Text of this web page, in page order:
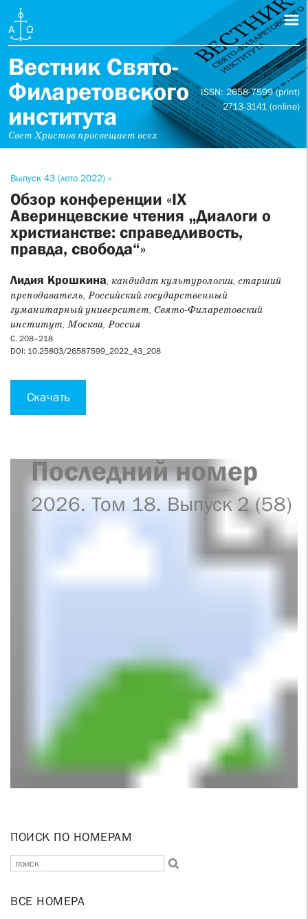
Вестник Свято-
Филаретовского
института
Свет Христов просвещает всех
ISSN: 2658-7599 (print)
2713-3141 (online)
Выпуск 43 (лето 2022) »
Обзор конференции «IX
Аверинцевские чтения „Диалоги о
христианстве: справедливость,
правда, свобода“»
Лидия Крошкина, кандидат культурологии, старший
преподаватель, Российский государственный
гуманитарный университет, Свято-Филаретовский
институт, Москва, Россия
С. 208–218
DOI: 10.25803/26587599_2022_43_208
Скачать
Последний номер
2026. Том 18. Выпуск 2 (58)
ПОИСК ПО НОМЕРАМ
ВСЕ НОМЕРА